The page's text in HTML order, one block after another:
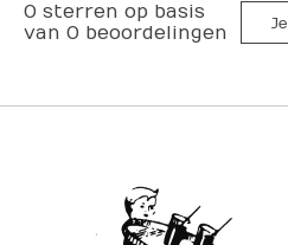
0 sterren op basis
van 0 beoordelingen